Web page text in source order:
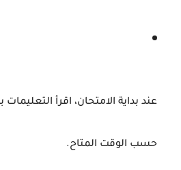
عند بداية الامتحان، اقرأ التعليمات
حسب الوقت المتاح.